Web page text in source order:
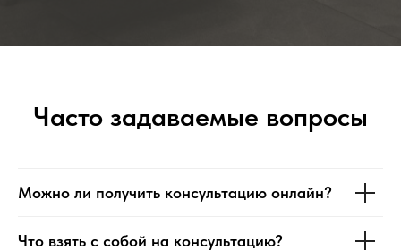
Часто задаваемые вопросы
Можно ли получить консультацию онлайн?
Что взять с собой на консультацию?